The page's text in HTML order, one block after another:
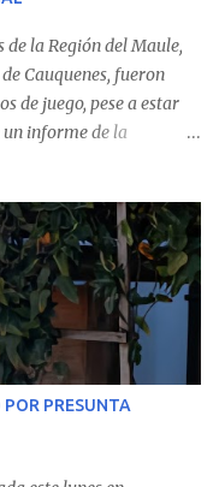
la Región del Maule,
Cauquenes, fueron
de juego, pese a estar
informe de la
administran o
por un
2024 y junio de 2025.
de Cauquenes se
en este tipo de
de los casos
de Chanco,
vigente. El informe
se registró en
PRESUNTA